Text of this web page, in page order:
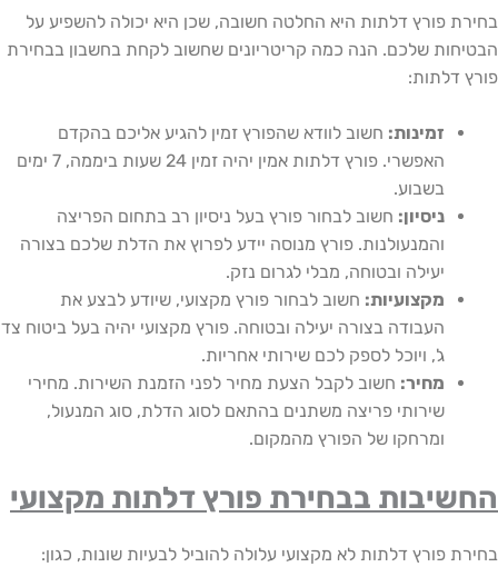
פורץ דלתות היא החלטה חשובה, שכן היא יכולה להשפיע על
שלכם. הנה כמה קריטריונים שחשוב לקחת בחשבון בבחירת
זמינות:חשוב לוודא שהפורץ זמין להגיע אליכם בהקדם
האפשרי. פורץ דלתות אמין יהיה זמין 24 שעות ביממה, 7 ימים
בשבוע.
ניסיון:חשוב לבחור פורץ בעל ניסיון רב בתחום הפריצה
והמנעולנות. פורץ מנוסה יידע לפרוץ את הדלת שלכם בצורה
יעילה ובטוחה, מבלי לגרום נזק.
מקצועיות:חשוב לבחור פורץ מקצועי, שיודע לבצע את
העבודה בצורה יעילה ובטוחה. פורץ מקצועי יהיה בעל ביטוח צד
ג', ויוכל לספק לכם שירותי אחריות.
מחיר:חשוב לקבל הצעת מחיר לפני הזמנת השירות. מחירי
שירותי פריצה משתנים בהתאם לסוג הדלת, סוג המנעול,
ומרחקו של הפורץ מהמקום.
בבחירת פורץ דלתות מקצועי
פורץ דלתות לא מקצועי עלולה להוביל לבעיות שונות, כגון: